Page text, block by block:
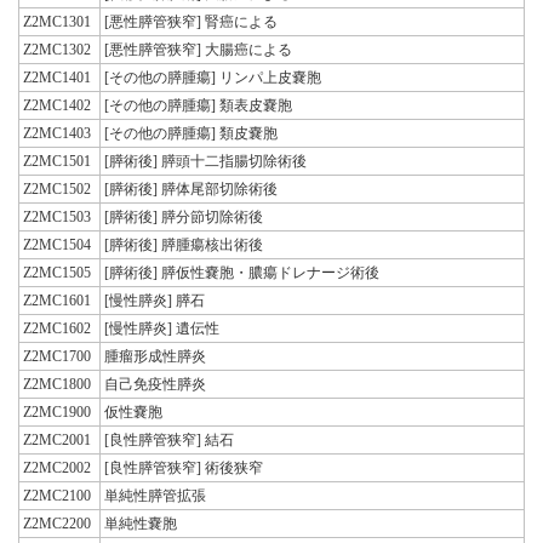
Z2MC1301
[悪性膵管狭窄] 腎癌による
Z2MC1302
[悪性膵管狭窄] 大腸癌による
Z2MC1401
[その他の膵腫瘍] リンパ上皮嚢胞
Z2MC1402
[その他の膵腫瘍] 類表皮嚢胞
Z2MC1403
[その他の膵腫瘍] 類皮嚢胞
Z2MC1501
[膵術後] 膵頭十二指腸切除術後
Z2MC1502
[膵術後] 膵体尾部切除術後
Z2MC1503
[膵術後] 膵分節切除術後
Z2MC1504
[膵術後] 膵腫瘍核出術後
Z2MC1505
[膵術後] 膵仮性嚢胞・膿瘍ドレナージ術後
Z2MC1601
[慢性膵炎] 膵石
Z2MC1602
[慢性膵炎] 遺伝性
Z2MC1700
腫瘤形成性膵炎
Z2MC1800
自己免疫性膵炎
Z2MC1900
仮性嚢胞
Z2MC2001
[良性膵管狭窄] 結石
Z2MC2002
[良性膵管狭窄] 術後狭窄
Z2MC2100
単純性膵管拡張
Z2MC2200
単純性嚢胞